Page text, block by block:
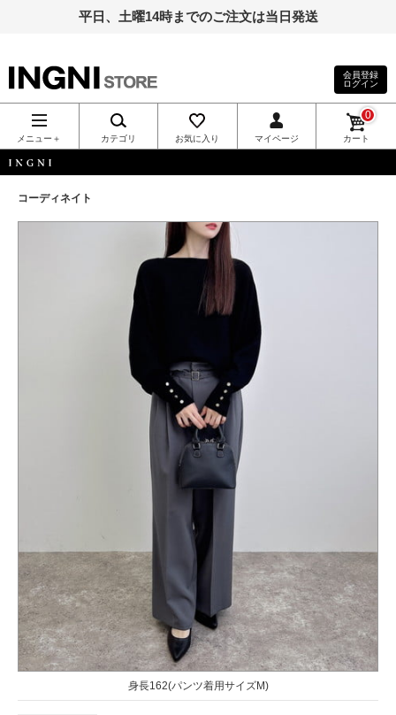
平日、土曜14時までのご注文は当日発送
INGNI（イン
グ）公式通
販｜INGNI
STORE
会員登録
ログイン
メニュー＋ カテゴリ お気に入り マイページ カート
0
コーディネイト
身長162(パンツ着用サイズM)